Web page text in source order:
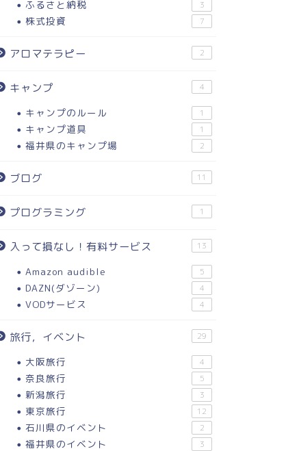
ふるさと納税 3
株式投資 7
アロマテラピー 2
キャンプ 4
キャンプのルール 1
キャンプ道具 1
福井県のキャンプ場 2
ブログ 11
プログラミング 1
入って損なし！有料サービス 13
Amazon audible 5
DAZN(ダゾーン) 4
VODサービス 4
旅行，イベント 29
大阪旅行 4
奈良旅行 5
新潟旅行 3
東京旅行 12
石川県のイベント 2
福井県のイベント 3